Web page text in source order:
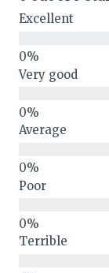
Excellent
Very good
Average
Poor
Terrible